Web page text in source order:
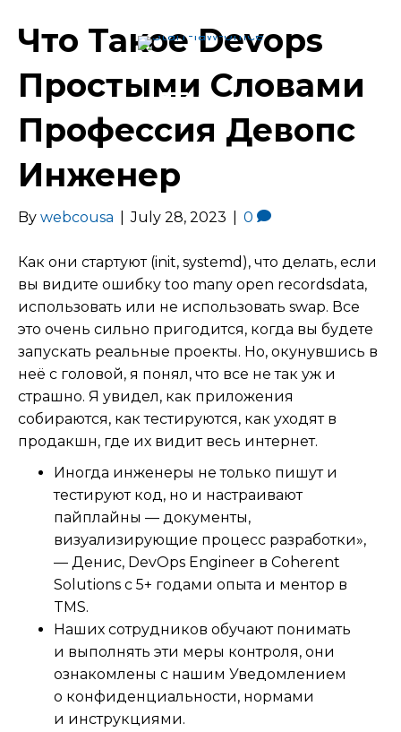
Menu
Что Такое Devops
Простыми Словами
Профессия Девопс
Инженер
By webcousa July 28, 2023 0
Как они стартуют (init, systemd), что делать, если
вы видите ошибку too many open recordsdata,
использовать или не использовать swap. Все
это очень сильно пригодится, когда вы будете
запускать реальные проекты. Но, окунувшись в
неё с головой, я понял, что все не так уж и
страшно. Я увидел, как приложения
собираются, как тестируются, как уходят в
продакшн, где их видит весь интернет.
Иногда инженеры не только пишут и
тестируют код, но и настраивают
пайплайны — документы,
визуализирующие процесс разработки»,
— Денис, DevOps Engineer в Coherent
Solutions с 5+ годами опыта и ментор в
TMS.
Наших сотрудников обучают понимать
и выполнять эти меры контроля, они
ознакомлены с нашим Уведомлением
о конфиденциальности, нормами
и инструкциями.